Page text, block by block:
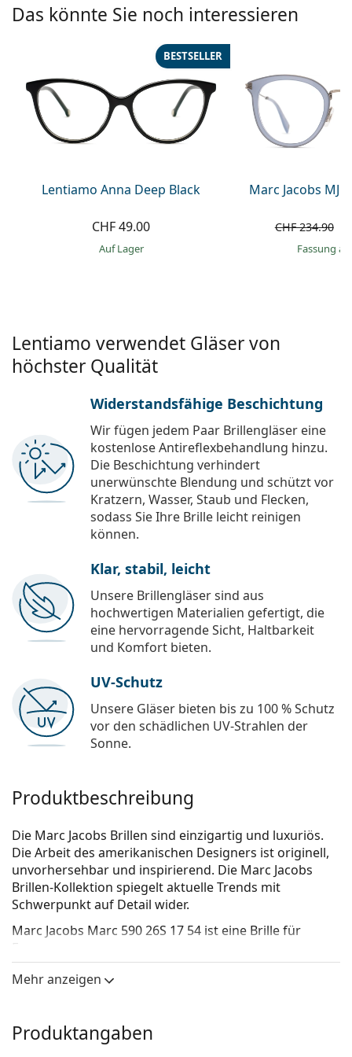
Marc Jacobs
Prada
Alle Marken
Das könnte Sie noch interessieren
Lentiamo Anna Deep Black
BESTSELLER
CHF 49.00
auf Lager
Marc Jacobs MJ
CHF 234.90
Fassung
Lentiamo verwendet Gläser von
höchster Qualität
Widerstandsfähige Beschichtung
Wir fügen jedem Paar Brillengläser eine
kostenlose Antireflexbehandlung hinzu.
Die Beschichtung verhindert
unerwünschte Blendung und schützt vor
Kratzern, Wasser, Staub und Flecken,
sodass Sie Ihre Brille leicht reinigen
können.
Klar, stabil, leicht
Unsere Brillengläser sind aus
hochwertigen Materialien gefertigt, die
eine hervorragende Sicht, Haltbarkeit
und Komfort bieten.
UV-Schutz
Unsere Gläser bieten bis zu 100 % Schutz
vor den schädlichen UV-Strahlen der
Sonne.
Produktbeschreibung
Die Marc Jacobs Brillen sind einzigartig und luxuriös.
Die Arbeit des amerikanischen Designers ist originell,
unvorhersehbar und inspirierend. Die Marc Jacobs
Brillen-Kollektion spiegelt aktuelle Trends mit
Schwerpunkt auf Detail wider.
Marc Jacobs Marc 590 26S 17 54 ist eine Brille für
Frauen.
Schauen Sie sich mit der virtuellen Anprobefunktion
von Lentiamo an, wie Sie in dieser Brille aussehen.
Die schwarze Farbe der Brillenfassung passt perfekt
Mehr anzeigen
Produktangaben